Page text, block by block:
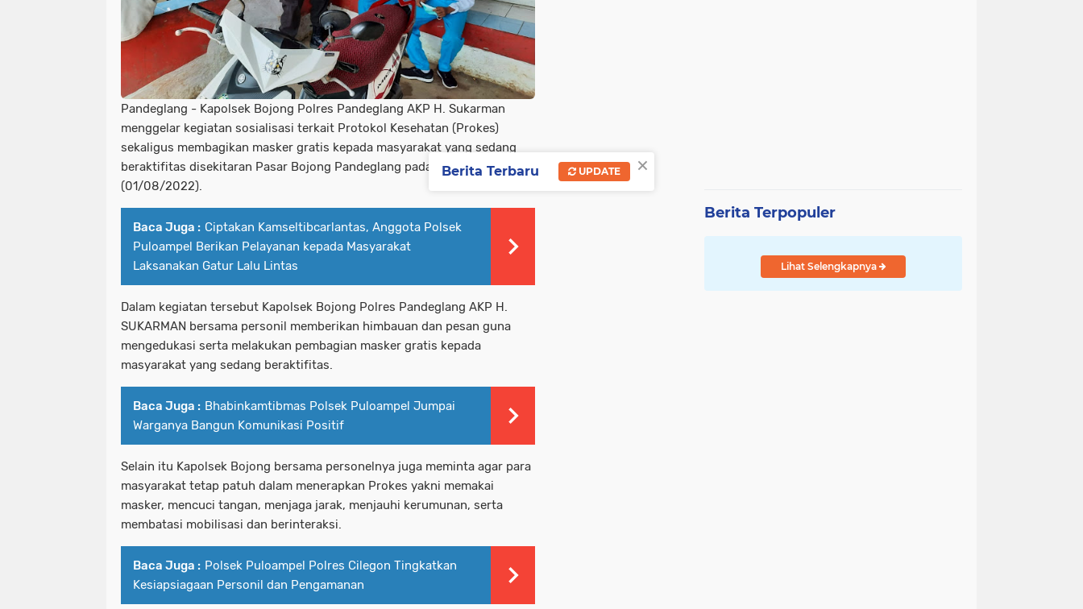
Pandeglang - Kapolsek Bojong Polres Pandeglang AKP H. Sukarman
menggelar kegiatan sosialisasi terkait Protokol Kesehatan (Prokes)
sekaligus membagikan masker gratis kepada masyarakat yang sedang
beraktifitas disekitaran Pasar Bojong Pandeglang pada Senin,
(01/08/2022).
Baca Juga : Ciptakan Kamseltibcarlantas, Anggota Polsek
Puloampel Berikan Pelayanan kepada Masyarakat
Laksanakan Gatur Lalu Lintas
Dalam kegiatan tersebut Kapolsek Bojong Polres Pandeglang AKP H.
SUKARMAN bersama personil memberikan himbauan dan pesan guna
mengedukasi serta melakukan pembagian masker gratis kepada
masyarakat yang sedang beraktifitas.
Baca Juga : Bhabinkamtibmas Polsek Puloampel Jumpai
Warganya Bangun Komunikasi Positif
Selain itu Kapolsek Bojong bersama personelnya juga meminta agar para
masyarakat tetap patuh dalam menerapkan Prokes yakni memakai
masker, mencuci tangan, menjaga jarak, menjauhi kerumunan, serta
membatasi mobilisasi dan berinteraksi.
Baca Juga : Polsek Puloampel Polres Cilegon Tingkatkan
Kesiapsiagaan Personil dan Pengamanan
Berita Terpopuler
Lihat Selengkapnya
×
Berita Terbaru UPDATE